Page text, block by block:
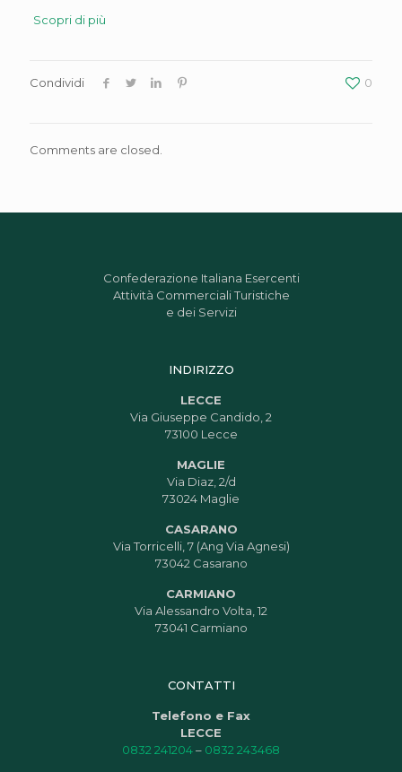
Scopri di più
Condividi 0
Comments are closed.
Confederazione Italiana Esercenti
Attività Commerciali Turistiche
e dei Servizi
INDIRIZZO
LECCE
Via Giuseppe Candido, 2
73100 Lecce
MAGLIE
Via Diaz, 2/d
73024 Maglie
CASARANO
Via Torricelli, 7 (Ang Via Agnesi)
73042 Casarano
CARMIANO
Via Alessandro Volta, 12
73041 Carmiano
CONTATTI
Telefono e Fax
LECCE
0832 241204– 0832 243468